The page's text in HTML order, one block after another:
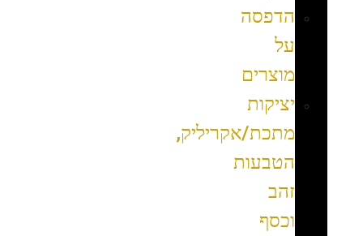
הדפסה
על
מוצרים
יציקות
מתכת/אקריליק,
הטבעות
זהב
וכסף